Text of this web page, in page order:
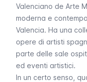
Valenciano de Arte
moderna e
Valencia. Ha una
opere di artisti
parte delle sale
ed eventi artistici.
In un certo senso,